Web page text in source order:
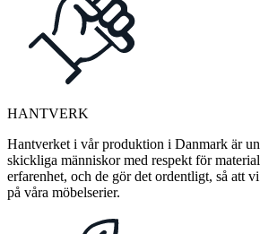
HANTVERK
Hantverket i vår produktion i Danmark är
skickliga människor med respekt för
erfarenhet, och de gör det ordentligt, så att
på våra möbelserier.